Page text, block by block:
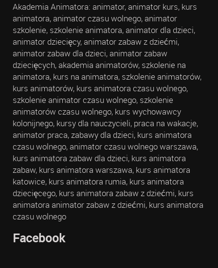
Akademia Animatora: animator, animator kurs, kurs
animatora, animator czasu wolnego, animator
szkolenie, szkolenie animatora, animator dla dzieci,
animator dziecięcy, animator zabaw z dziećmi,
animator zabaw dla dzieci, animator zabaw
dziecięcych, akademia animatorów, szkolenie na
animatora, kurs na animatora, szkolenie animatorów,
kurs animatorów, kurs animatora czasu wolnego,
szkolenie animator czasu wolnego, szkolenie
animatorów czasu wolnego, kurs wychowawcy
kolonijnego, kursy dla nauczycieli, praca na wakacje,
animator praca, zabawy dla dzieci, kurs animatora
czasu wolnego, animator czasu wolnego warszawa,
kurs animatora zabaw dla dzieci, kurs animatora
zabaw, kurs animatora warszawa, kurs animatora
katowice, kurs animatora rumia, kurs animatora
dziecięcego, kurs animatora zabaw z dziećmi, kurs
animatora animator zabaw z dziećmi, kurs animatora
czasu wolnego
Facebook